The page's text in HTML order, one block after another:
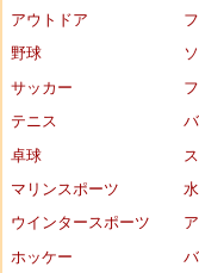
アウトドア
野球
サッカー
テニス
卓球
マリンスポーツ
ウインタースポーツ
ホッケー